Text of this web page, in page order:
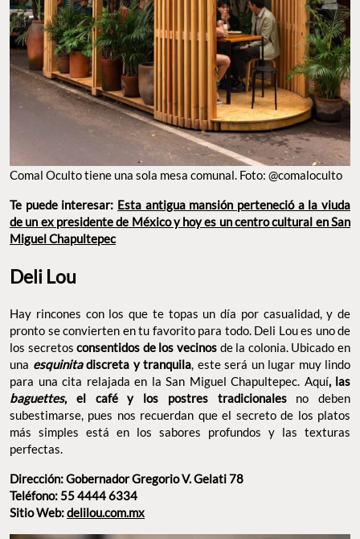
COMAL OCULTO TIENE UNA SOLA MESA COMUNAL. FOTO: @COMALOCULTO
viuda de un ex presidente de México y hoy es un centro
cultural en San Miguel Chapultepec
Hay rincones con los que te topas un día por casualidad, y de
los secretosconsentidos de los vecinosde la colonia. Ubicado
en unaesquinita discreta y tranquila, este será un lugar muy
lindo para una cita relajada en la San Miguel Chapultepec. Aquí,
las baguettes, el café y los postres tradicionales no deben
subestimarse, pues nos recuerdan que el secreto de los platos
más simples está en los sabores profundos y las texturas
perfectas.
Dirección: Gobernador Gregorio V. Gelati 78
Teléfono: 55 4444 6334
Sitio Web:delilou.com.mx